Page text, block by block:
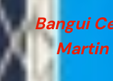
Bangui
Martin